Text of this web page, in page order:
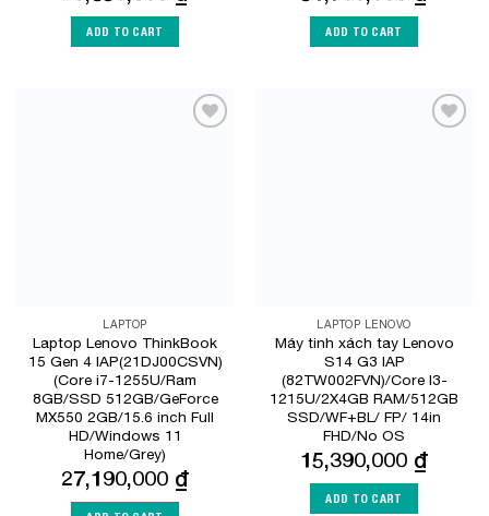
ADD TO CART ADD TO CART
LAPTOP
Laptop Lenovo ThinkBook
15 Gen 4 IAP(21DJ00CSVN)
(Core i7-1255U/Ram
8GB/SSD 512GB/GeForce
MX550 2GB/15.6 inch Full
HD/Windows 11
Home/Grey)
27,190,000 ₫
LAPTOP LENOVO
Máy tinh xách tay Lenovo
S14 G3 IAP
(82TW002FVN)/Core I3-
1215U/2X4GB RAM/512GB
SSD/WF+BL/ FP/ 14in
FHD/No OS
15,390,000 ₫
ADD TO CART